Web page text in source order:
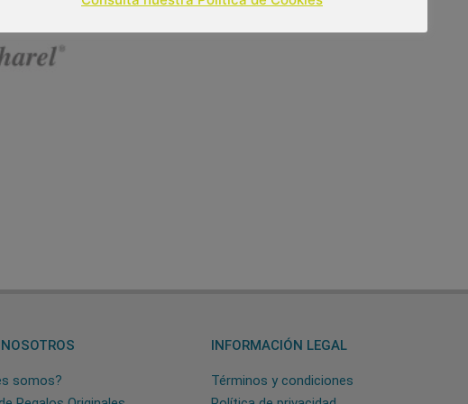
somos?
INFORMACIÓN LEGAL
Términos y condiciones